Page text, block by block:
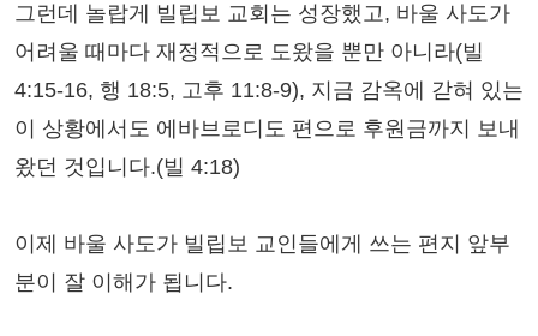
그런데 놀랍게 빌립보 교회는 성장했고, 바울 사도가
어려울 때마다 재정적으로 도왔을 뿐만 아니라(빌
4:15-16, 행 18:5, 고후 11:8-9), 지금 감옥에 갇혀 있는
이 상황에서도 에바브로디도 편으로 후원금까지 보내
왔던 것입니다.(빌 4:18)
이제 바울 사도가 빌립보 교인들에게 쓰는 편지 앞부
분이 잘 이해가 됩니다.